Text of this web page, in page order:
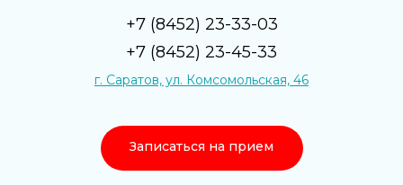
+7 (8452) 23-33-03
+7 (8452) 23-45-33
г. Саратов, ул. Комсомольская, 46
Записаться на прием